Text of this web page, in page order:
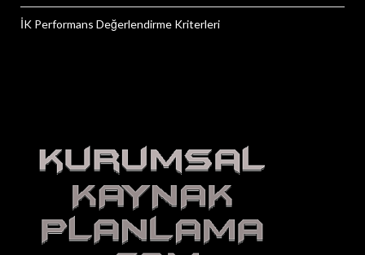
İK Performans Değerlendirme Kriterleri